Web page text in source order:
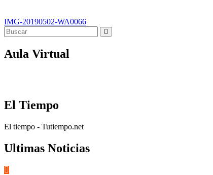
Navegación
de
entradas
IMG-20190502-WA0066
Aula Virtual
El Tiempo
El tiempo - Tutiempo.net
Ultimas Noticias